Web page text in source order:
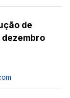
de
dezembro